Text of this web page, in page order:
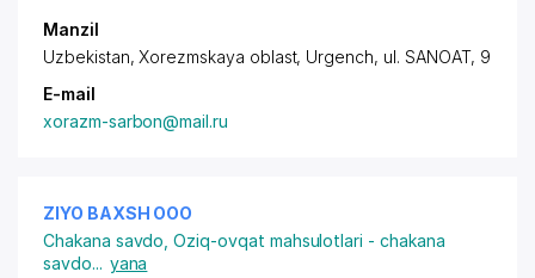
Manzil
Uzbekistan, Xorezmskaya oblast, Urgench, ul. SANOAT, 9
E-mail
xorazm-sarbon@mail.ru
ZIYO BAXSH ООО
Chakana savdo ,Oziq-ovqat mahsulotlari - chakana
savdo... yana